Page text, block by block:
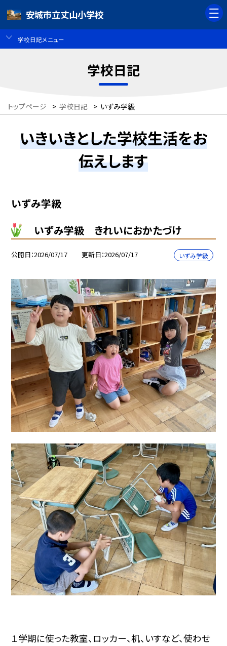
安城市立丈山小学校
学校日記メニュー
学校日記
トップページ > 学校日記 > いずみ学級
いきいきとした学校生活をお
伝えします
いずみ学級
いずみ学級 きれいにおかたづけ
公開日 2026/07/17 更新日 2026/07/17 いずみ学級
１学期に使った教室、ロッカー、机、いすなど、使わせ